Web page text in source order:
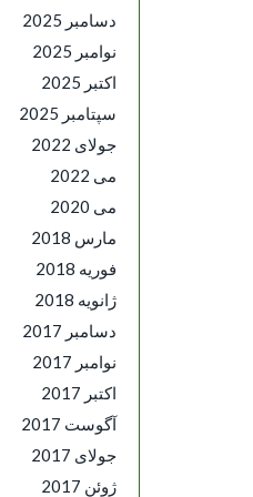
دسامبر 2025
نوامبر 2025
اکتبر 2025
سپتامبر 2025
جولای 2022
می 2022
می 2020
مارس 2018
فوریه 2018
ژانویه 2018
دسامبر 2017
نوامبر 2017
اکتبر 2017
آگوست 2017
جولای 2017
ژوئن 2017